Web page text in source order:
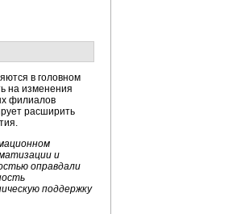
в головном
на изменения
филиалов
расширить
и
оправдали
поддержку